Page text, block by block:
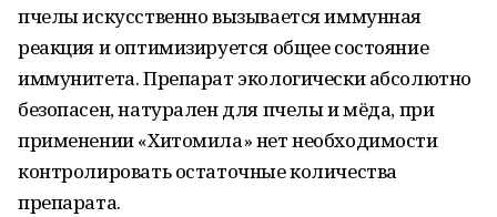
пчелы искусственно вызывается иммунная
реакция и оптимизируется общее состояние
иммунитета. Препарат экологически абсолютно
безопасен, натурален для пчелы и мёда, при
применении «Хитомила» нет необходимости
контролировать остаточные количества
препарата.